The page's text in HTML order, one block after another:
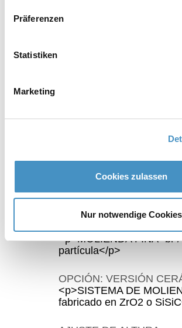
Präferenzen
Statistiken
Marketing
Cookies zulassen
Nur notwendige Cookies
Agroquímica
Productos destacados Molino de
TORUSMILL® SK5
<p>MOLIENDA FINA<br
partícula</p>
OPCIÓN: VERSIÓN
<p>SISTEMA DE
fabricado en ZrO2 o